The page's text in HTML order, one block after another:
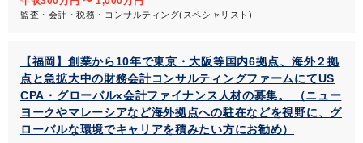
監査・会計・税務・コンサルティング(スペシャリスト)
【福岡】創業から10年で東京・大阪等国内6拠点、海外２拠
点と急拡大中の財務会計コンサルティングファームにてUS
CPA・グローバルx会計ファイナンス人材の募集。 （ニュー
ヨークやマレーシアなど海外拠点への駐在などを視野に、グ
ローバルな環境でキャリアを積みたい方にお勧め）